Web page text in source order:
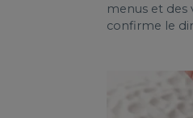
menus et des
confirme le